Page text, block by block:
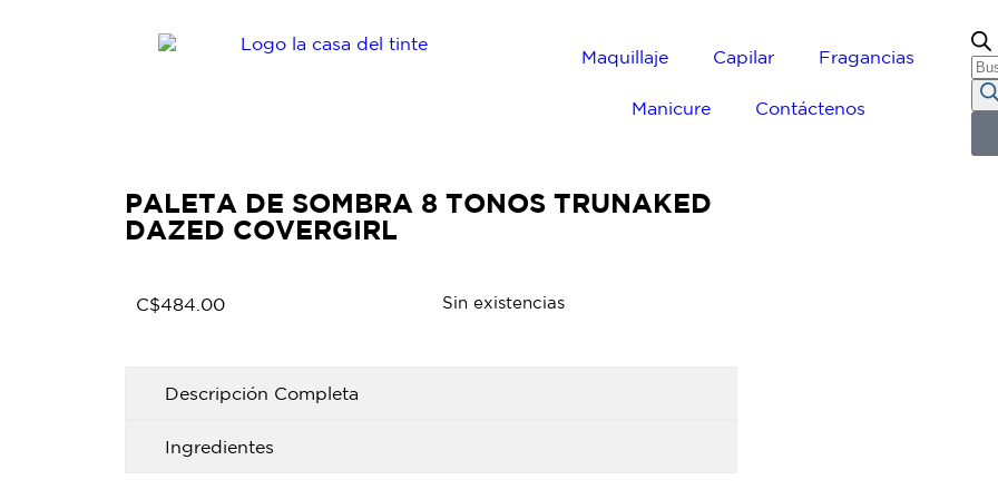
Maquillaje Capilar Fragancias
Manicure Contáctenos
PALETA DE SOMBRA 8 TONOS TRUNAKED
DAZED COVERGIRL
C$484.00 Sin existencias
Descripción Completa
Ingredientes